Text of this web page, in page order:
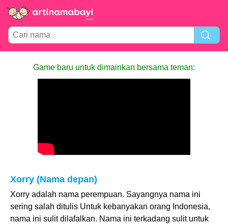
Game baru untuk dimainkan bersama teman:
Xorry (Nama depan)
Xorry adalah nama perempuan. Sayangnya nama ini
sering salah ditulis Untuk kebanyakan orang Indonesia,
nama ini sulit dilafalkan. Nama ini terkadang sulit untuk